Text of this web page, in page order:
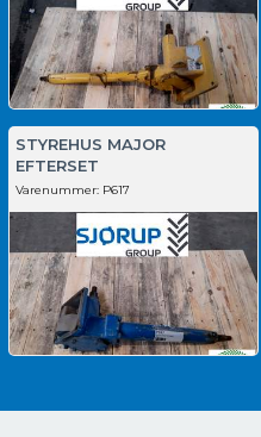
STYREHUS MAJOR
EFTERSET
Varenummer: P617